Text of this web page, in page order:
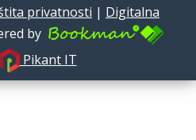
privatnosti | Digitalna
by
Pikant IT